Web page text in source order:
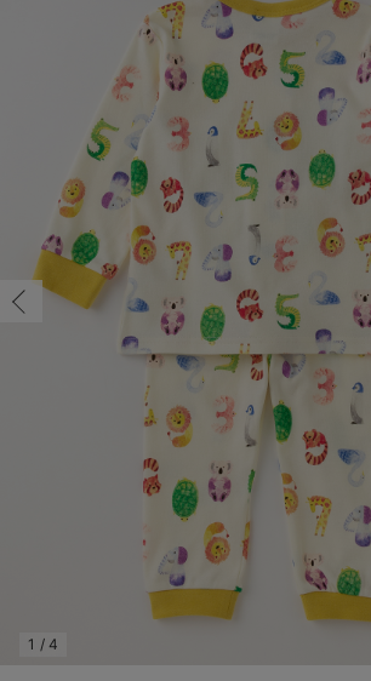
コンビ肌着・新生児/ベビー肌着
ツーウェイオール・2WAYオール（新生児）
ロンパース・カバーオール
ベビー ワンピース
ベビー パンツ
ベビー ブルマ
ベビー スカート
スタイ・よだれかけ（新生児・ベビー）
ベビー帽子（新生児・乳児）
新生児スリーパー・ベビーパジャマ
シーズンアイテム全て
ベビー・新生児 寝具全て
ベビーベッド・布団 （ベビー・新生児）
ベビー ブランケット・タオルケット
おくるみ（新生児）
ベビーチェア（ハイローチェア）・ベビーラック
子育て便利家電
プレイマット・ベビー マット
ベビー 雑貨 小物
ベビー安全グッズ
赤ちゃん 洗剤・洗濯用品・お掃除
赤ちゃん お風呂・ベビースキンケア
おむつ関連グッズ
お出かけグッズ全て
ベビーケープ
ベビー｜季節の特集全て
猛暑からベビーを守るひんやりグッズ
夏のお役立ちベビーウェア
シンカーパイル特集
ベビーの動物なりきり特集
ベビー 夏のお役立ちグッズ特集
【素材別】ベビーロンパース特集
【アウトレット】ワンピース
【アウトレット】トップス・授乳トップス
【アウトレット】ボトムス
【アウトレット】パジャマ
【アウトレット】インナー
【アウトレット】ベビー
見えてもカワイイ
コットン素材
冷房対策
快適機能ウェア特集 トップス
快適機能ウェア特集 ボトムス
快適機能ウェア特集 パジャマ
再入荷｜インナー
再入荷｜アウター
1 /4